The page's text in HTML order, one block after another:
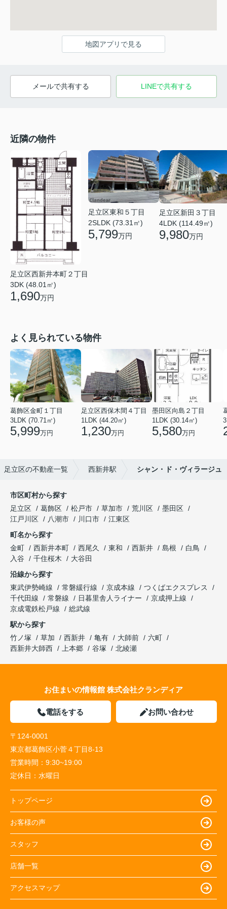
地図アプリで見る
メールで共有する LINEで共有する
近隣の物件
足立区西新井本町２丁目
3DK (48.01㎡)
1,690万円
足立区東和５丁目
2SLDK (73.31㎡)
5,799万円
足立区新田３丁目
4LDK (114.49㎡)
9,980万円
よく見られている物件
葛飾区金町１丁目
3LDK (70.71㎡)
5,999万円
足立区西保木間４丁目
1LDK (44.20㎡)
1,230万円
墨田区向島２丁目
1LDK (30.14㎡)
5,580万円
足立区の不動産一覧 西新井駅 シャン・ド・ヴィラージュ
市区町村から探す
足立区
葛飾区 松戸市 草加市 荒川区
墨田区
江戸川区
八潮市 川口市
江東区
町名から探す
金町
西新井本町 西尾久 東和 西新井 島根
白鳥
入谷
千住桜木
大谷田
沿線から探す
東武伊勢崎線
常磐緩行線 京成本線
つくばエクスプレス
千代田線
常磐線 日暮里舎人ライナー
京成押上線
京成電鉄松戸線
総武線
駅から探す
竹ノ塚
草加 西新井 亀有 大師前
六町
西新井大師西
上本郷 谷塚 北綾瀬
お住まいの情報館 株式会社クランディア
電話をする お問い合わせ
〒124-0001
東京都葛飾区小菅４丁目8-13
営業時間： 9:30~19:00
定休日： 水曜日
トップページ
お客様の声
スタッフ
店舗一覧
アクセスマップ